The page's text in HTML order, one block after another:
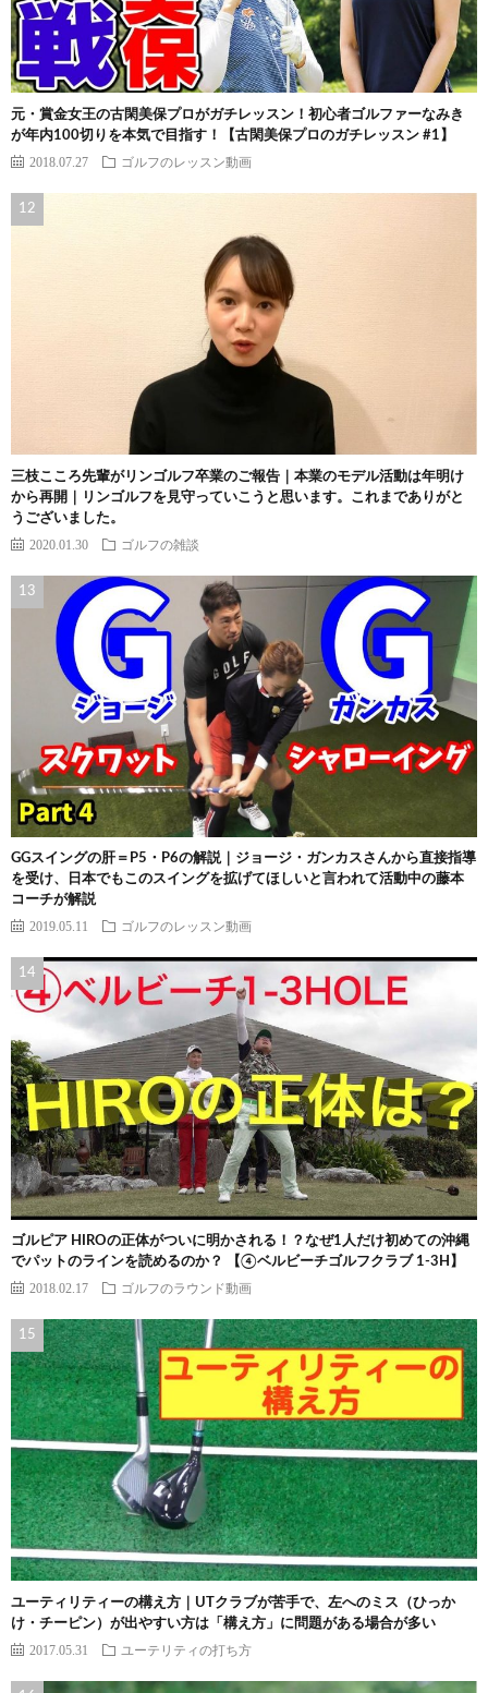
元・賞金女王の古閑美保プロがガチレッスン！初心者ゴルファーなみき
が年内100切りを本気で目指す！【古閑美保プロのガチレッスン #1】
2018.07.27 ゴルフのレッスン動画
三枝こころ先輩がリンゴルフ卒業のご報告｜本業のモデル活動は年明け
から再開｜リンゴルフを見守っていこうと思います。これまでありがと
うございました。
2020.01.30 ゴルフの雑談
GGスイングの肝＝P5・P6の解説｜ジョージ・ガンカスさんから直接指導
を受け、日本でもこのスイングを拡げてほしいと言われて活動中の藤本
コーチが解説
2019.05.11 ゴルフのレッスン動画
ゴルピア HIROの正体がついに明かされる！？なぜ1人だけ初めての沖縄
でパットのラインを読めるのか？ 【④ベルビーチゴルフクラブ 1-3H】
2018.02.17 ゴルフのラウンド動画
ユーティリティーの構え方｜UTクラブが苦手で、左へのミス（ひっか
け・チーピン）が出やすい方は「構え方」に問題がある場合が多い
2017.05.31 ユーテリティの打ち方